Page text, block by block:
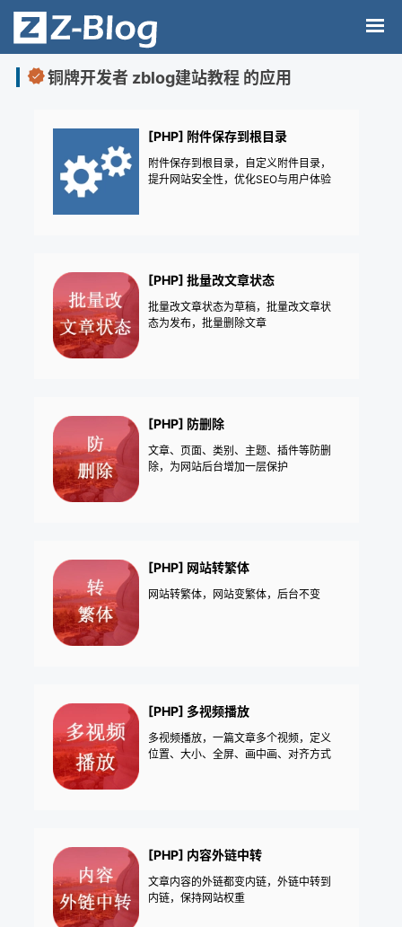
铜牌开发者 zblog建站教程 的应用
[PHP] 附件保存到根目录
附件保存到根目录，自定义附件目录，
提升网站安全性，优化SEO与用户体验
[PHP] 批量改文章状态
批量改文章状态为草稿，批量改文章状
态为发布，批量删除文章
[PHP] 防删除
文章、页面、类别、主题、插件等防删
除，为网站后台增加一层保护
[PHP] 网站转繁体
网站转繁体，网站变繁体，后台不变
[PHP] 多视频播放
多视频播放，一篇文章多个视频，定义
位置、大小、全屏、画中画、对齐方式
[PHP] 内容外链中转
文章内容的外链都变内链，外链中转到
内链，保持网站权重